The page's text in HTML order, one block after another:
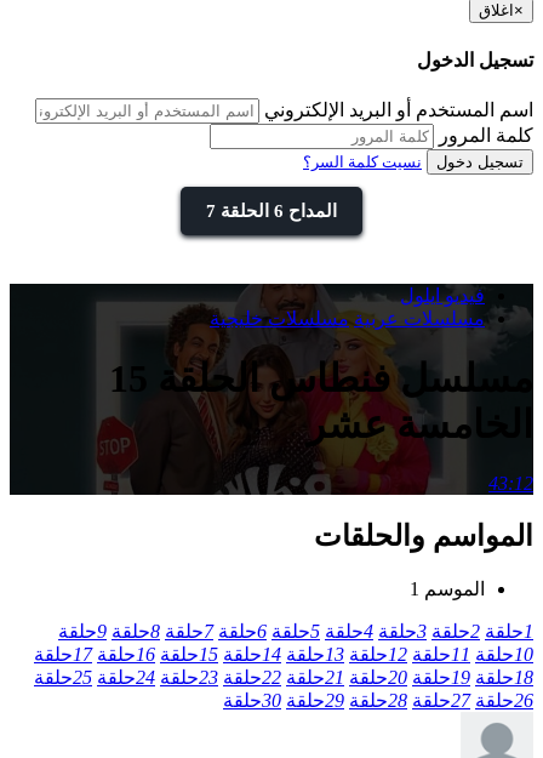
× اغلاق
تسجيل الدخول
اسم المستخدم أو البريد الإلكتروني
كلمة المرور
تسجيل دخول نسيت كلمة السر؟
المداح 6 الحلقة 7
فيديو ايلول
مسلسلات عربية مسلسلات خليجية
مسلسل فنطاس الحلقة 15
الخامسة عشر
43:12
المواسم والحلقات
الموسم 1
1حلقة 2حلقة 3حلقة 4حلقة 5حلقة 6حلقة 7حلقة 8حلقة 9حلقة
10حلقة 11حلقة 12حلقة 13حلقة 14حلقة 15حلقة 16حلقة 17حلقة
18حلقة 19حلقة 20حلقة 21حلقة 22حلقة 23حلقة 24حلقة 25حلقة
26حلقة 27حلقة 28حلقة 29حلقة 30حلقة